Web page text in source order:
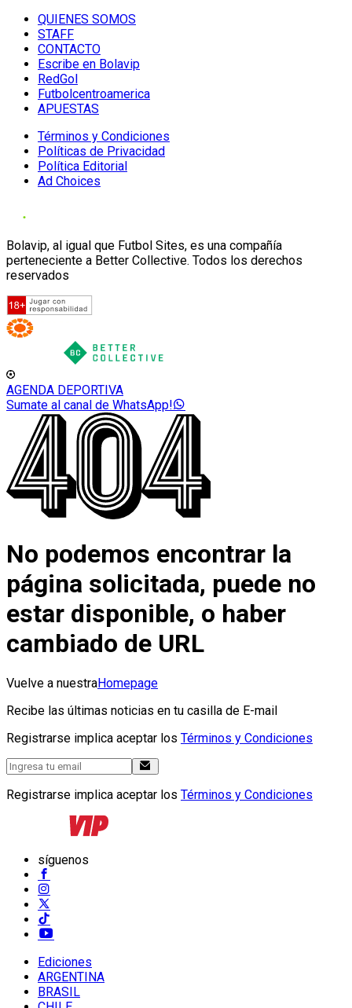
QUIENES SOMOS
STAFF
CONTACTO
Escribe en Bolavip
RedGol
Futbolcentroamerica
APUESTAS
Términos y Condiciones
Políticas de Privacidad
Política Editorial
Ad Choices
Bolavip, al igual que Futbol Sites, es una compañía
perteneciente a Better Collective. Todos los derechos
reservados
AGENDA DEPORTIVA
Sumate al canal de WhatsApp!
No podemos encontrar la
página solicitada, puede no
estar disponible, o haber
cambiado de URL
Vuelve a nuestraHomepage
Recibe las últimas noticias en tu casilla de E-mail
Registrarse implica aceptar los Términos y Condiciones
Registrarse implica aceptar los Términos y Condiciones
síguenos
Ediciones
ARGENTINA
BRASIL